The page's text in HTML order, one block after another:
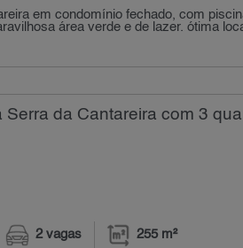
em condomínio fechado, com
área verde e de lazer. ótima
da Cantareira com 3
2 vagas 255 m²